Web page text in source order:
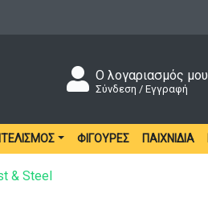
Ο λογαριασμός μου
Σύνδεση / Εγγραφή
ΦΙΓΟΎΡΕΣ ΠΑΙΧΝΊΔΙΑ
& Steel